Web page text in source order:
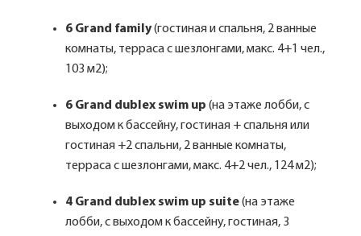
6 Grand family(гостиная и спальня, 2 ванные
комнаты, терраса с шезлонгами, макс. 4+1 чел.,
103 м2);
6 Grand dublex swim up (на этаже лобби, с
выходом к бассейну, гостиная + спальня или
гостиная +2 спальни, 2 ванные комнаты,
терраса с шезлонгами, макс. 4+2 чел., 124 м2);
4 Grand dublex swim up suite(на этаже
лобби, с выходом к бассейну, гостиная, 3